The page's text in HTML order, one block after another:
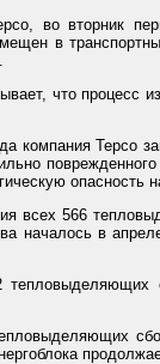
во вторник
в
что процесс
компания Tepco
опасность
всех 566
началось в